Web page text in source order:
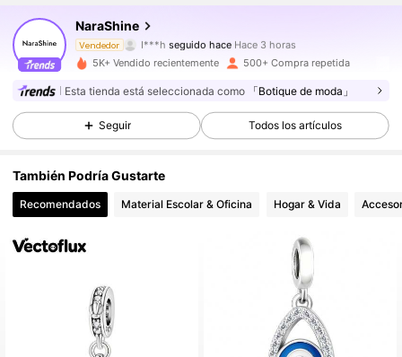
NaraShine
Vendedor
I***h
r***3 está navegando
4,82
2.4K Seguidores
2.4K Seguidores
4,82
5K+ Vendido recientemente 500+ Compra repetida
Esta tienda está seleccionada como 「Botique de moda」
Seguir Todos los artículos
También Podría Gustarte
Recomendados Material Escolar & Oficina Hogar & Vida